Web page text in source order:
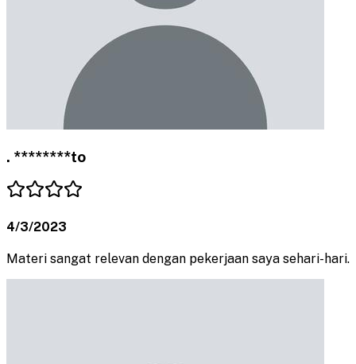
. ********to
4/3/2023
Materi sangat relevan dengan pekerjaan saya sehari-hari.